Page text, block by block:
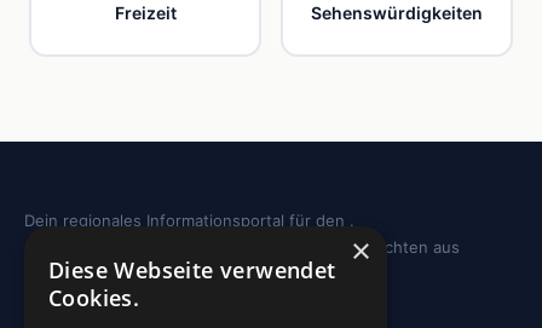
Freizeit Sehenswürdigkeiten
Dein regionales Informationsportal für den .
Sehenswürdigkeiten, Ausflugstipps und Geschichten aus
deiner Region.
×
Diese Webseite verwendet
Cookies.